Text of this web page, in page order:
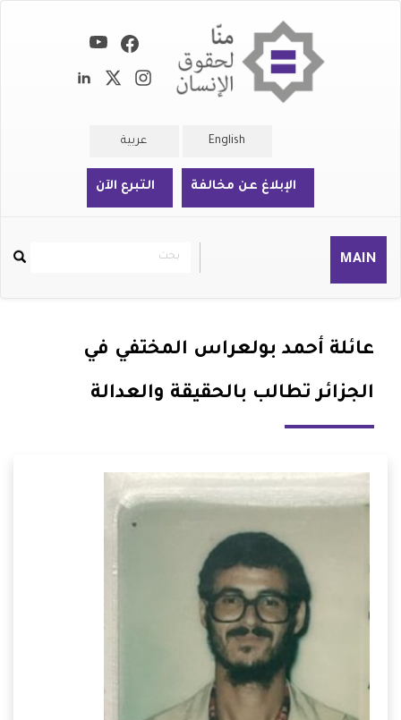
English عربية
الإبلاغ عن مخالفة التبرع الآن
MAIN
Rechercher
بحث
عائلة أحمد بولعراس المختفي في
الجزائر تطالب بالحقيقة والعدالة